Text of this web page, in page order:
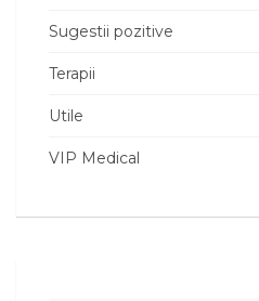
Sugestii pozitive
Terapii
Utile
VIP Medical